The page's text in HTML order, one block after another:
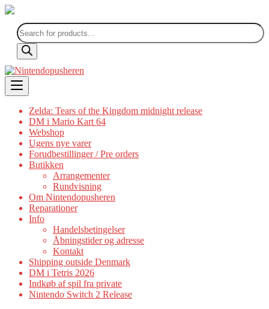
Products
search
Skip
to
content
Zelda: Tears of the Kingdom midnight release
DM i Mario Kart 64
Webshop
Ugens nye varer
Forudbestillinger / Pre orders
Butikken
Arrangementer
Rundvisning
Om Nintendopusheren
Reparationer
Info
Handelsbetingelser
Åbningstider og adresse
Kontakt
Shipping outside Denmark
DM i Tetris 2026
Indkøb af spil fra private
Nintendo Switch 2 Release